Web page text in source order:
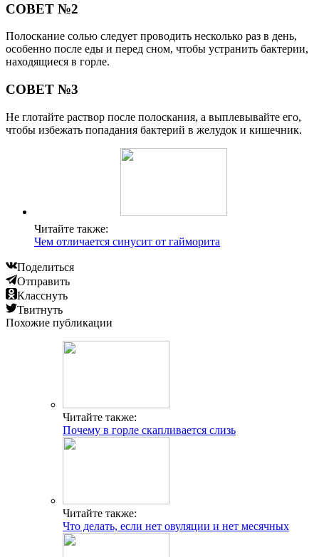
СОВЕТ №2
Полоскание солью следует проводить несколько раз в день,
особенно после еды и перед сном, чтобы устранить бактерии,
находящиеся в горле.
СОВЕТ №3
Не глотайте раствор после полоскания, а выплевывайте его,
чтобы избежать попадания бактерий в желудок и кишечник.
Читайте также:
Чем отличается синусит от гайморита
Поделиться
Отправить
Класснуть
Твитнуть
Похожие публикации
Читайте также:
Почему в горле скапливается слизь
Читайте также:
Что делать, если нет овуляции и нет месячных